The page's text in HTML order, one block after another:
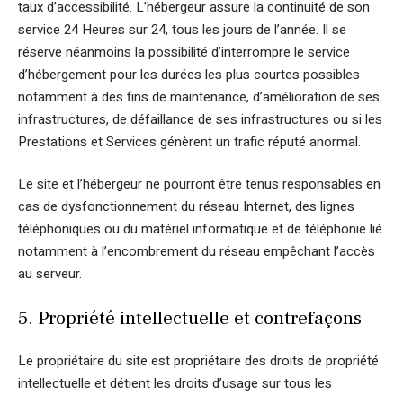
taux d’accessibilité. L’hébergeur assure la continuité de son
service 24 Heures sur 24, tous les jours de l’année. Il se
réserve néanmoins la possibilité d’interrompre le service
d’hébergement pour les durées les plus courtes possibles
notamment à des fins de maintenance, d’amélioration de ses
infrastructures, de défaillance de ses infrastructures ou si les
Prestations et Services génèrent un trafic réputé anormal.
Le site et l’hébergeur ne pourront être tenus responsables en
cas de dysfonctionnement du réseau Internet, des lignes
téléphoniques ou du matériel informatique et de téléphonie lié
notamment à l’encombrement du réseau empêchant l’accès
au serveur.
5. Propriété intellectuelle et contrefaçons
Le propriétaire du site est propriétaire des droits de propriété
intellectuelle et détient les droits d’usage sur tous les